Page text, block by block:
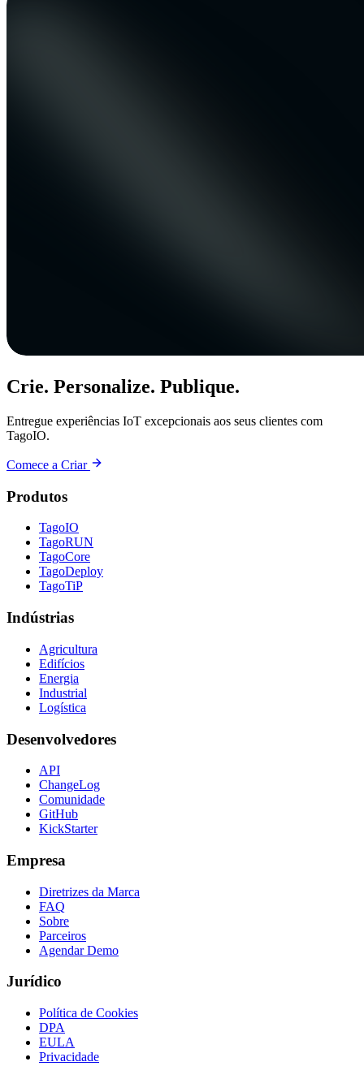
Crie. Personalize. Publique.
Entregue experiências IoT excepcionais aos seus clientes com
TagoIO.
Comece a Criar
Produtos
TagoIO
TagoRUN
TagoCore
TagoDeploy
TagoTiP
Indústrias
Agricultura
Edifícios
Energia
Industrial
Logística
Desenvolvedores
API
ChangeLog
Comunidade
GitHub
KickStarter
Empresa
Diretrizes da Marca
FAQ
Sobre
Parceiros
Agendar Demo
Jurídico
Política de Cookies
DPA
EULA
Privacidade